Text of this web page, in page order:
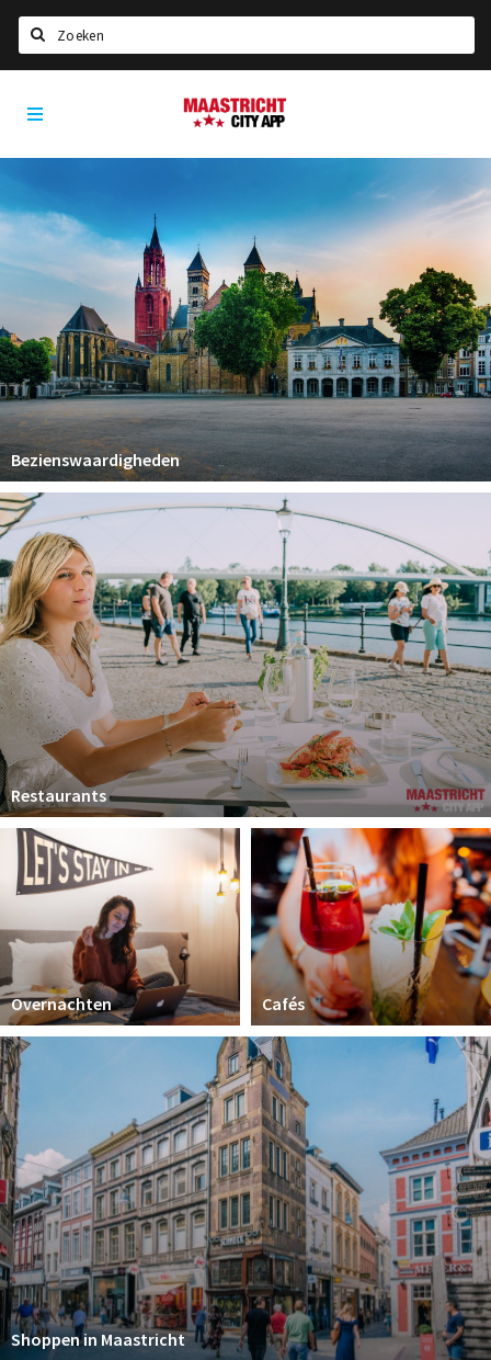
Home
Agenda
Party pics
Nieuws, interviews & blogs
Eten
Drinken
Slapen
Recreatief
Winkels
Winkelgebieden
Parkeren
Bezienswaardigheden
Musea, theaters & podia
Uitjes & activiteiten
Toeristische routes
Natuurgebieden
Baroniepoorten
Sport
Andere City Apps
Inloggen
Maastricht
City
Bezienswaardigheden
Restaurants
Overnachten Cafés
Shoppen in Maastricht